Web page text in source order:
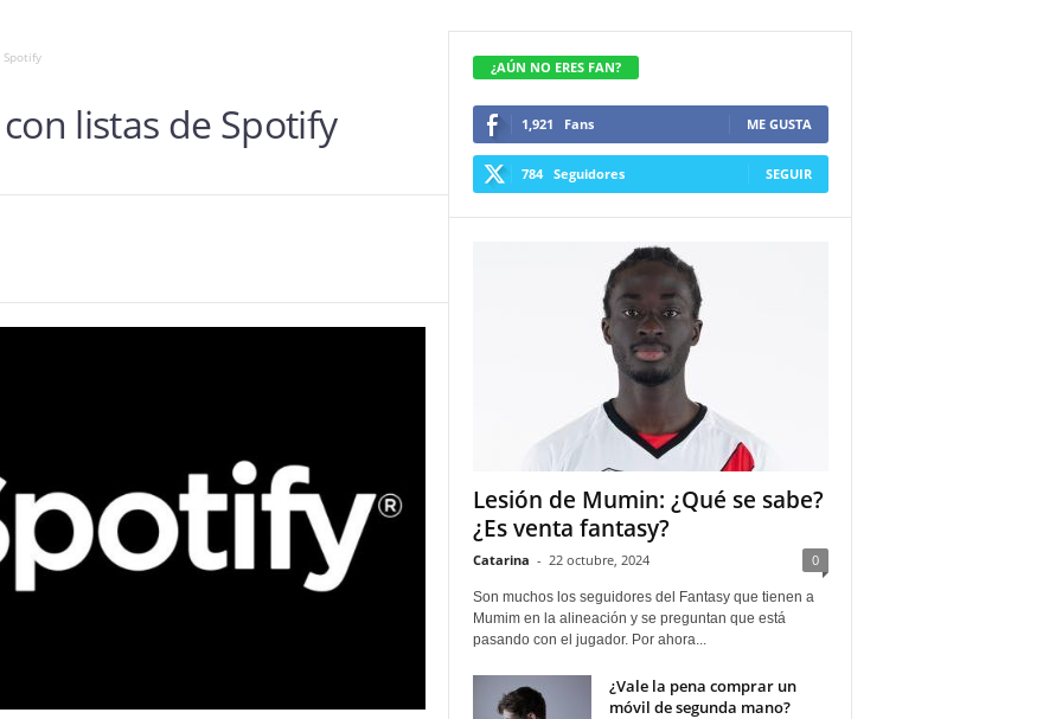
listas de Spotify
¿AÚN NO ERES FAN?
1,921 Fans ME GUSTA
784 Seguidores SEGUIR
Lesión de Mumin: ¿Qué se sabe?
¿Es venta fantasy?
Catarina - 22 octubre, 2024 0
Son muchos los seguidores del Fantasy que tienen a
Mumim en la alineación y se preguntan que está
pasando con el jugador. Por ahora...
¿Vale la pena comprar un
móvil de segunda mano?